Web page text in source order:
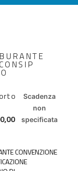
Scadenza
non
specificata
CONVENZIONE